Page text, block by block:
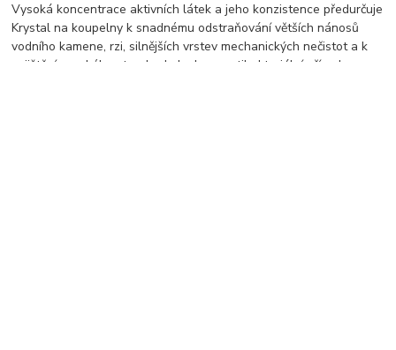
Vysoká koncentrace aktivních látek a jeho konzistence předurčuje
Krystal na koupelny k snadnému odstraňování větších nánosů
vodního kamene, rzi, silnějších vrstev mechanických nečistot a k
zajištění vysokého standardu lesku. - antibakteriální přísada -